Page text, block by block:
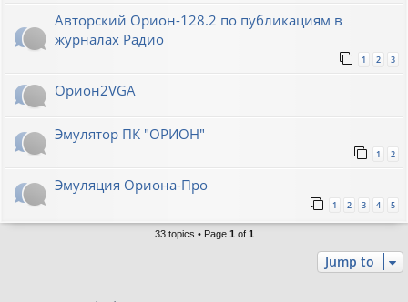
Авторский Орион-128.2 по публикациям в
журналах Радио
1 2 3
Орион2VGA
Эмулятор ПК "ОРИОН"
1 2
Эмуляция Ориона-Про
1 2 3 4 5
33 topics • Page 1 of 1
Jump to